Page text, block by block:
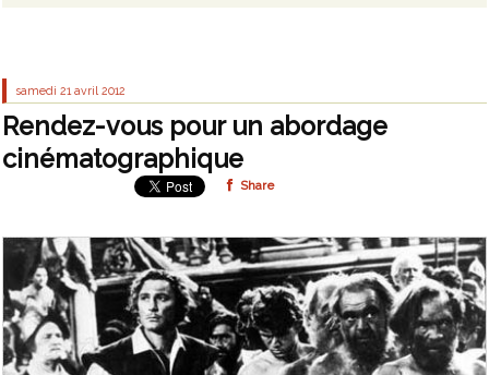
samedi 21 avril 2012
Rendez-vous pour un abordage
cinématographique
Share